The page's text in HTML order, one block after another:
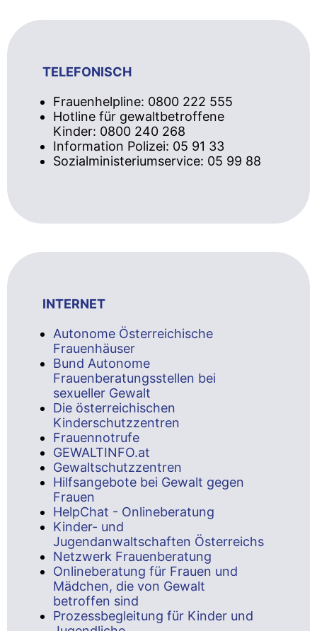
TELEFONISCH
Frauenhelpline: 0800 222 555
Hotline für gewaltbetroffene
Kinder: 0800 240 268
Information Polizei: 05 91 33
Sozialministeriumservice: 05 99 88
INTERNET
Autonome Österreichische
Frauenhäuser
Bund Autonome
Frauenberatungsstellen bei
sexueller Gewalt
Die österreichischen
Kinderschutzzentren
Frauennotrufe
GEWALTINFO.at
Gewaltschutzzentren
Hilfsangebote bei Gewalt gegen
Frauen
HelpChat - Onlineberatung
Kinder- und
Jugendanwaltschaften Österreichs
Netzwerk Frauenberatung
Onlineberatung für Frauen und
Mädchen, die von Gewalt
betroffen sind
Prozessbegleitung für Kinder und